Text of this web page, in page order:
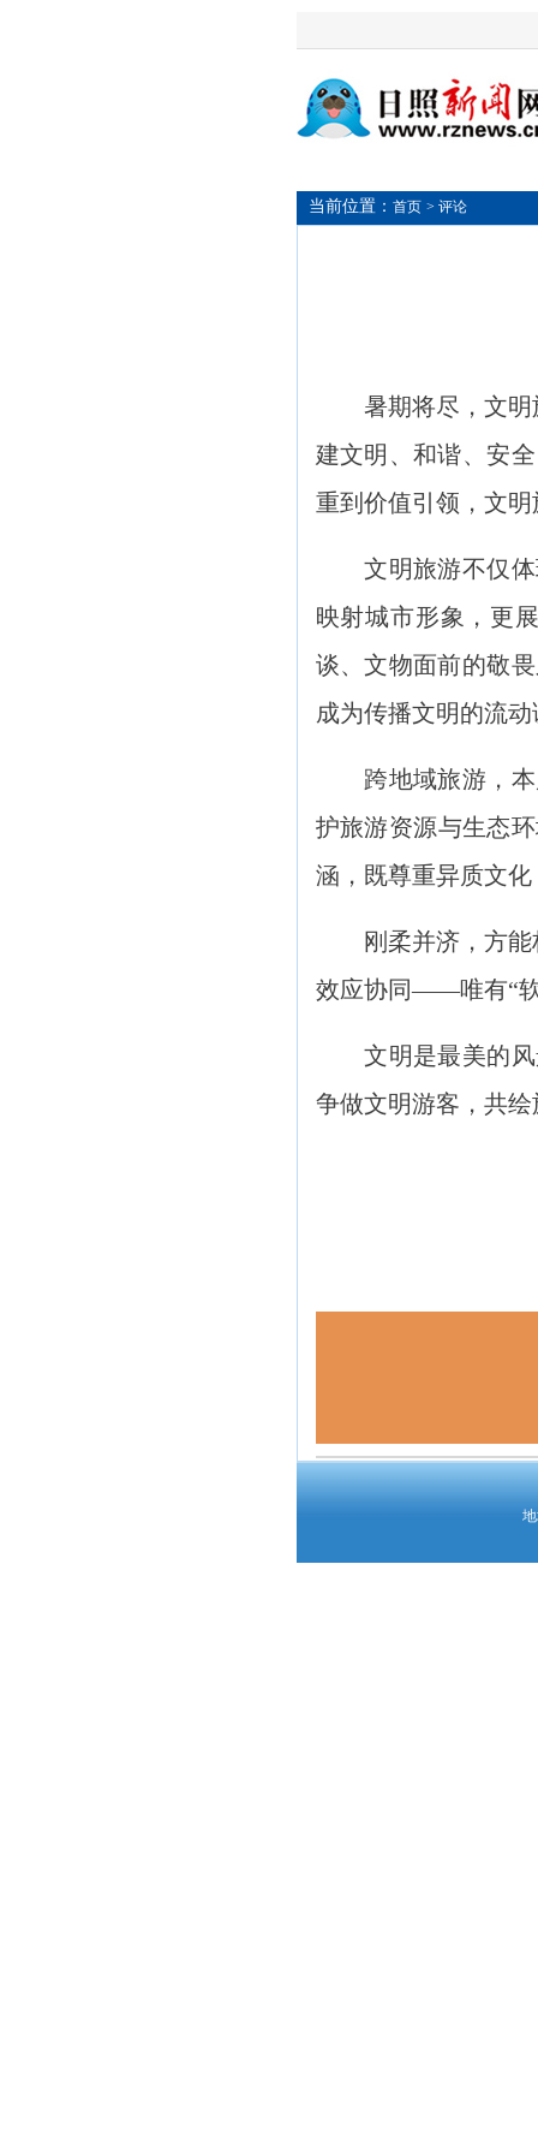
当前位置： 首页 > 评论
暑期将尽，文明旅
建文明、和谐、安
重到价值引领，文
文明旅游不仅体
映射城市形象，更
谈、文物面前的敬
成为传播文明的流
跨地域旅游，本
护旅游资源与生态
涵，既尊重异质文
刚柔并济，方能构
效应协同——唯有“软
文明是最美的风
争做文明游客，共